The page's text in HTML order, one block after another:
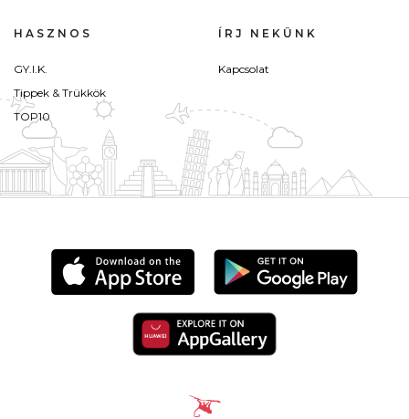
HASZNOS
GY.I.K.
Tippek & Trükkök
TOP10
ÍRJ NEKÜNK
Kapcsolat